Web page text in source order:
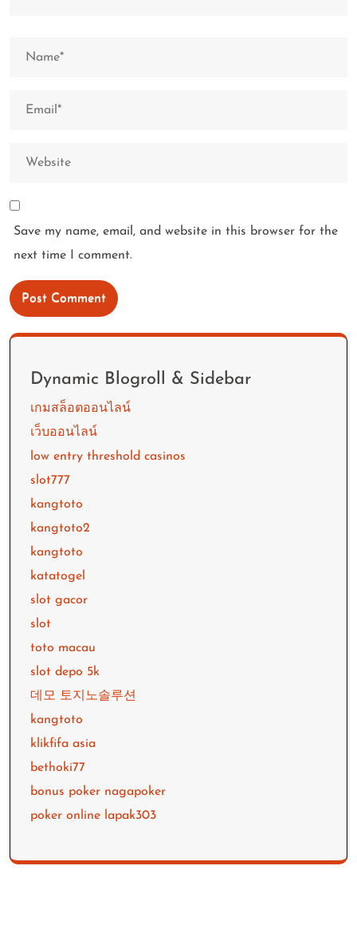
Save my name, email, and website in this browser for the
next time I comment.
Dynamic Blogroll & Sidebar
เกมสล็อตออนไลน์
เว็บออนไลน์
low entry threshold casinos
slot777
kangtoto
kangtoto2
kangtoto
katatogel
slot gacor
slot
toto macau
slot depo 5k
데모 토지노솔루션
kangtoto
klikfifa asia
bethoki77
bonus poker nagapoker
poker online lapak303